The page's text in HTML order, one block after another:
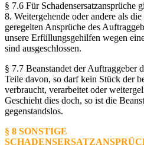
§ 7.6 Für Schadensersatzansprüche
8. Weitergehende oder andere als
geregelten Ansprüche des
unsere Erfüllungsgehilfen wegen
sind ausgeschlossen.
§ 7.7 Beanstandet der Auftraggeber
Teile davon, so darf kein Stück der
verbraucht, verarbeitet oder
Geschieht dies doch, so ist die
gegenstandslos.
§ 8 SONSTIGE